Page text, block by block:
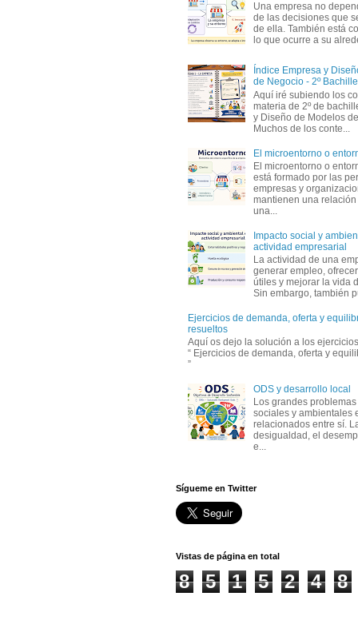
Una empresa no
de las decisiones que
de ella. También está
lo que ocurre a su
Índice Empresa y
de Negocio - 2º
Aquí iré subiendo los
materia de 2º de
y Diseño de Modelos
Muchos de los conte...
El microentorno o
El microentorno o
está formado por las
empresas y
mantienen una
una...
Impacto social y
actividad empresarial
La actividad de una
generar empleo,
útiles y mejorar la vida
Sin embargo, también
Ejercicios de demanda, oferta y
resueltos
Aquí os dejo la solución a los
“ Ejercicios de demanda, oferta y
”
ODS y desarrollo local
Los grandes
sociales y ambientales
relacionados entre sí.
desigualdad, el
e...
Sígueme en Twitter
Vistas de página en total
8 5 1 5 2 4 8